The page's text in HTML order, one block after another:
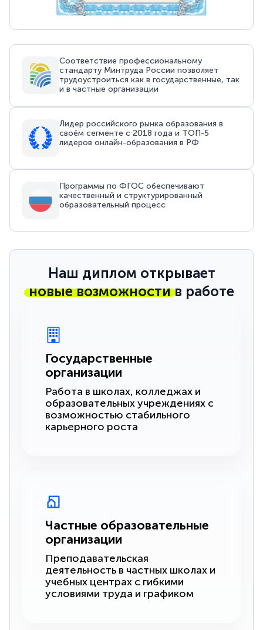
Соответствие профессиональному
стандарту Минтруда России позволяет
трудоустроиться как в государственные, так
и в частные организации
Лидер российского рынка образования в
своём сегменте с 2018 года и ТОП-5
лидеров онлайн-образования в РФ
Программы по ФГОС обеспечивают
качественный и структурированный
образовательный процесс
Наш диплом открывает
новые возможностив работе
Государственные
организации
Работа в школах, колледжах и
образовательных учреждениях с
возможностью стабильного
карьерного роста
Частные образовательные
организации
Преподавательская
деятельность в частных школах и
учебных центрах с гибкими
условиями труда и графиком